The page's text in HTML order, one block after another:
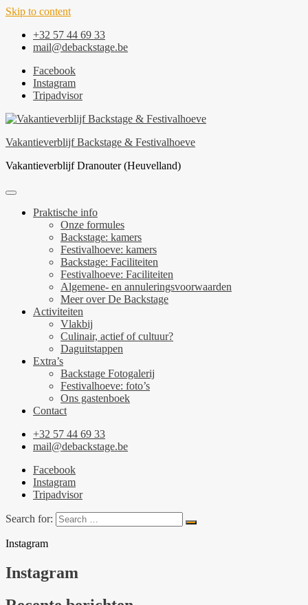
Skip to content
+32 57 44 69 33
mail@debackstage.be
Facebook
Instagram
Tripadvisor
Vakantieverblijf Backstage & Festivalhoeve
Vakantieverblijf Dranouter (Heuvelland)
Praktische info
Onze formules
Backstage: kamers
Festivalhoeve: kamers
Backstage: Faciliteiten
Festivalhoeve: Faciliteiten
Algemene- en annuleringsvoorwaarden
Meer over De Backstage
Activiteiten
Vlakbij
Culinair, actief of cultuur?
Daguitstappen
Extra’s
Backstage Fotogalerij
Festivalhoeve: foto’s
Ons gastenboek
Contact
+32 57 44 69 33
mail@debackstage.be
Facebook
Instagram
Tripadvisor
Search for:
Instagram
Instagram